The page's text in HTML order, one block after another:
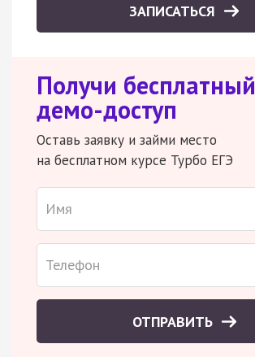
ЗАПИСАТЬСЯ
Получи бесплатный
демо-доступ
Оставь заявку и займи место
на бесплатном курсе Турбо ЕГЭ
ОТПРАВИТЬ